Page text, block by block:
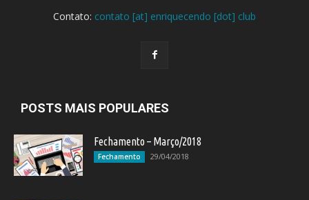
Contato: contato [at] enriquecendo [dot] club
POSTS MAIS POPULARES
Fechamento – Março/2018
Fechamento 29/04/2018